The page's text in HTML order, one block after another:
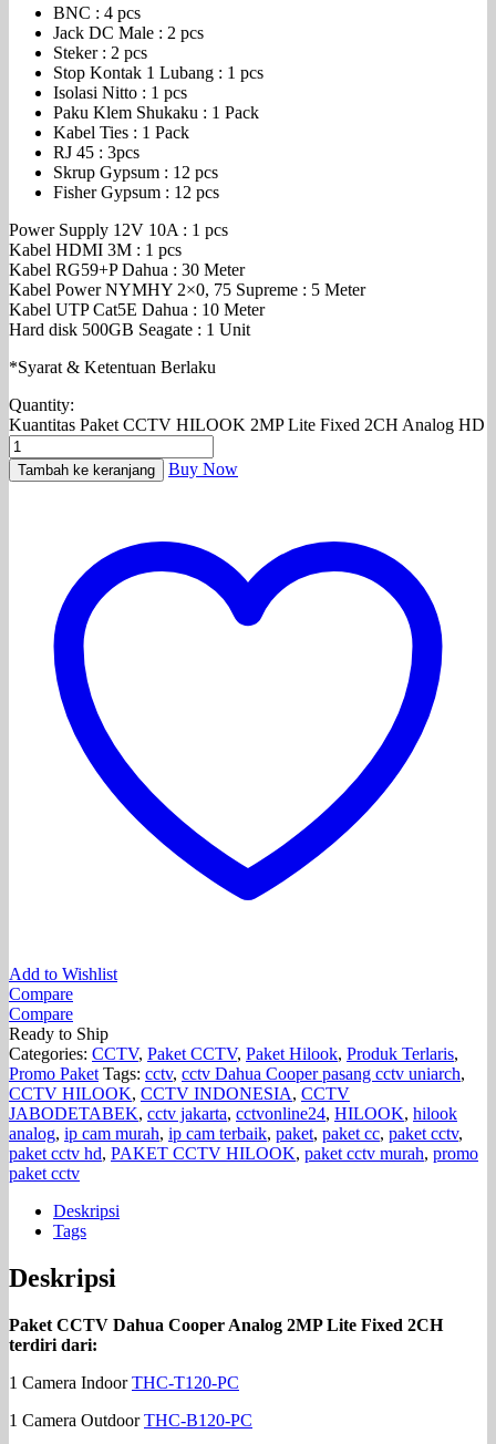
BNC : 4 pcs
Jack DC Male : 2 pcs
Steker : 2 pcs
Stop Kontak 1 Lubang : 1 pcs
Isolasi Nitto : 1 pcs
Paku Klem Shukaku : 1 Pack
Kabel Ties : 1 Pack
RJ 45 : 3pcs
Skrup Gypsum : 12 pcs
Fisher Gypsum : 12 pcs
Power Supply 12V 10A : 1 pcs
Kabel HDMI 3M : 1 pcs
Kabel RG59+P Dahua : 30 Meter
Kabel Power NYMHY 2×0, 75 Supreme : 5 Meter
Kabel UTP Cat5E Dahua : 10 Meter
Hard disk 500GB Seagate : 1 Unit
*Syarat & Ketentuan Berlaku
Quantity:
Kuantitas Paket CCTV HILOOK 2MP Lite Fixed 2CH Analog HD
Tambah ke keranjang Buy Now
Add to Wishlist
Compare
Compare
Ready to Ship
Categories: CCTV, Paket CCTV, Paket Hilook, Produk Terlaris,
Promo Paket Tags: cctv, cctv Dahua Cooper pasang cctv uniarch,
CCTV HILOOK, CCTV INDONESIA, CCTV
JABODETABEK, cctv jakarta, cctvonline24, HILOOK, hilook
analog, ip cam murah, ip cam terbaik, paket, paket cc, paket cctv,
paket cctv hd, PAKET CCTV HILOOK, paket cctv murah, promo
paket cctv
Deskripsi
Tags
Deskripsi
Paket CCTV Dahua Cooper Analog 2MP Lite Fixed 2CH
terdiri dari:
1 Camera IndoorTHC-T120-PC
1 Camera OutdoorTHC-B120-PC